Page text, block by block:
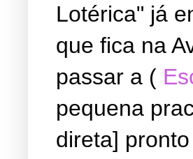
Lotérica" já
que fica na
passar a (
pequena
direta]